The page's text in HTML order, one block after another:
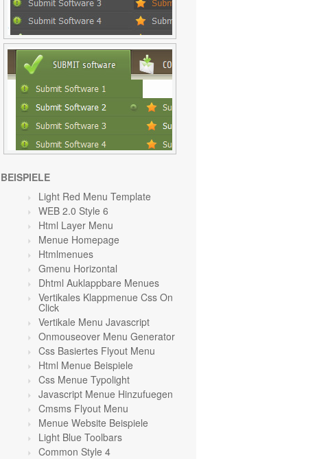
BEISPIELE
Light Red Menu Template
WEB 2.0 Style 6
Html Layer Menu
Menue Homepage
Htmlmenues
Gmenu Horizontal
Dhtml Auklappbare Menues
Vertikales Klappmenue Css On
Click
Vertikale Menu Javascript
Onmouseover Menu Generator
Css Basiertes Flyout Menu
Html Menue Beispiele
Css Menue Typolight
Javascript Menue Hinzufuegen
Cmsms Flyout Menu
Menue Website Beispiele
Light Blue Toolbars
Common Style 4